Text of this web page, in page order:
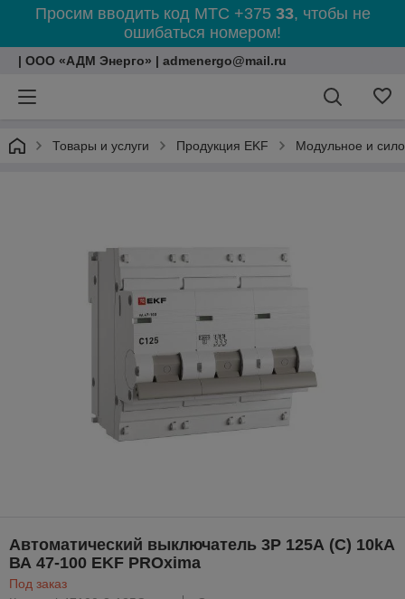
Просим вводить код МТС +375 33, чтобы не
ошибаться номером!
| ООО «АДМ Энерго» | admenergo@mail.ru
Товары и услуги Продукция EKF Модульное и
Автоматический выключатель 3P 125А (C) 10kA
ВА 47-100 EKF PROxima
Под заказ